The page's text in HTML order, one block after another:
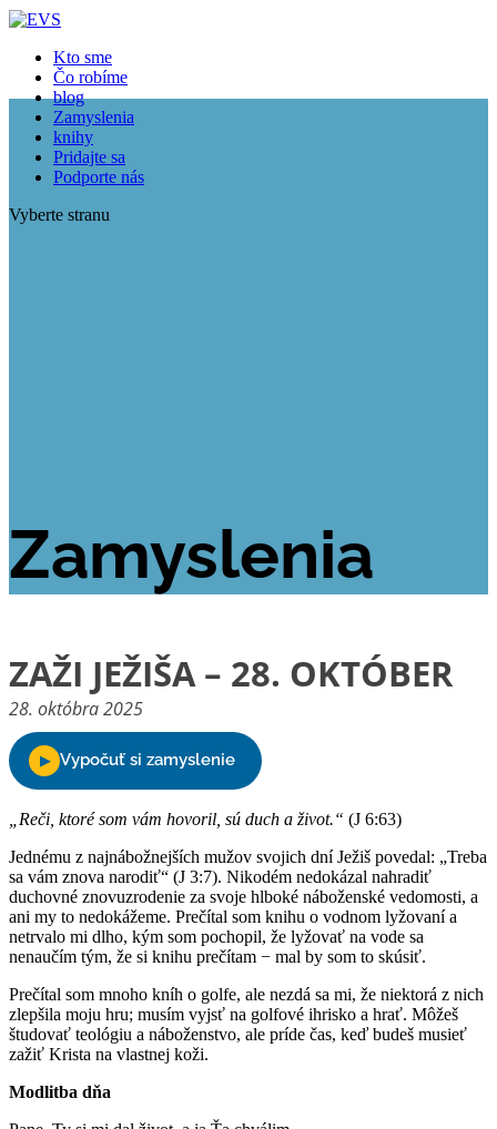
Kto sme
Čo robíme
blog
Zamyslenia
knihy
Pridajte sa
Podporte nás
Vyberte stranu
Zamyslenia
ZAŽI JEŽIŠA – 28. OKTÓBER
28. októbra 2025
„Reči, ktoré som vám hovoril, sú duch a život.“ (J 6:63)
Jednému z najnábožnejších mužov svojich dní Ježiš povedal: „Treba
sa vám znova narodiť“ (J 3:7). Nikodém nedokázal nahradiť
duchovné znovuzrodenie za svoje hlboké náboženské vedomosti, a
ani my to nedokážeme. Prečítal som knihu o vodnom lyžovaní a
netrvalo mi dlho, kým som pochopil, že lyžovať na vode sa
nenaučím tým, že si knihu prečítam − mal by som to skúsiť.
Prečítal som mnoho kníh o golfe, ale nezdá sa mi, že niektorá z nich
zlepšila moju hru; musím vyjsť na golfové ihrisko a hrať. Môžeš
študovať teológiu a náboženstvo, ale príde čas, keď budeš musieť
zažiť Krista na vlastnej koži.
Modlitba dňa